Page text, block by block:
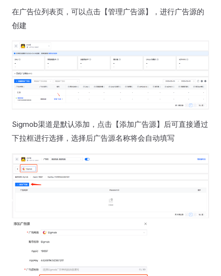
在广告位列表页，可以点击【管理广告源】，进行广告源的
创建
Sigmob渠道是默认添加，点击【添加广告源】后可直接通过
下拉框进行选择，选择后广告源名称将会自动填写